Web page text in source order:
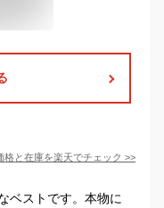
格と在庫を楽天でチェック >>
ベストです。本物に